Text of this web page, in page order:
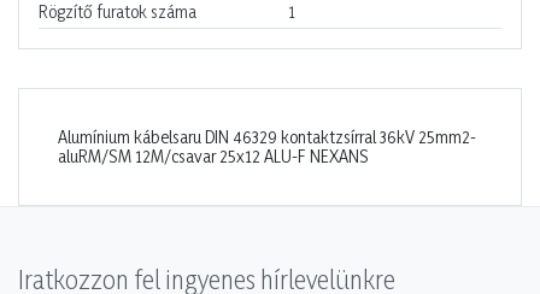
Rögzítő furatok száma
1
Alumínium kábelsaru DIN 46329 kontaktzsírral 36kV 25mm2-
aluRM/SM 12M/csavar 25x12 ALU-F NEXANS
Iratkozzon fel ingyenes hírlevelünkre